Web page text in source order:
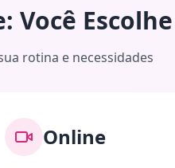
Você Escolhe
rotina e necessidades
Online